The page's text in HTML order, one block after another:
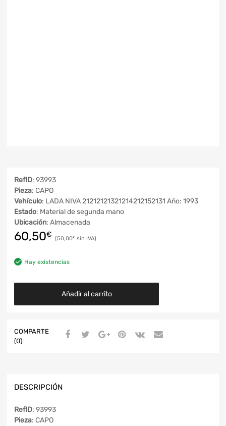
RefID: 93993
Pieza: CAPO
Vehículo: LADA NIVA 21212121321214212152131 Año: 1993
Estado: Material de segunda mano
Ubicación: Almacenada
60,50€ 50,00€
Hay existencias
Añadir al carrito
COMPARTE
(0)
DESCRIPCIÓN
RefID: 93993
Pieza: CAPO